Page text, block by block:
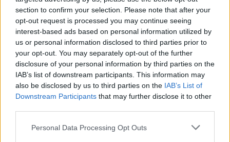
section to confirm your selection. Please note that after your
opt-out request is processed you may continue seeing
interest-based ads based on personal information utilized by
us or personal information disclosed to third parties prior to
your opt-out. You may separately opt-out of the further
disclosure of your personal information by third parties on the
IAB’s list of downstream participants. This information may
also be disclosed by us to third parties on the IAB’s List of
Downstream Participants that may further disclose it to other
Personal Data Processing Opt Outs
Πιλοτική παρέμβαση της ΚΑΠ για βαμβάκι, τομάτα και
κινόα σε όλη τη χώρα